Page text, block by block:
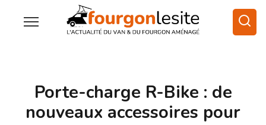
Porte-charge R-Bike : de
nouveaux accessoires pour